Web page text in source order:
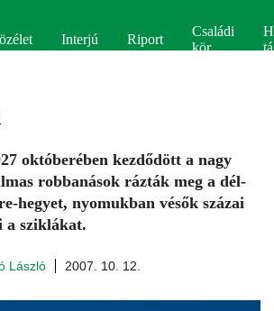
Interjú Riport
Családi
kör
októberében kezdődött a nagy
robbanások rázták meg a dél-
hegyet, nyomukban vésők százai
a sziklákat.
László 2007. 10. 12.